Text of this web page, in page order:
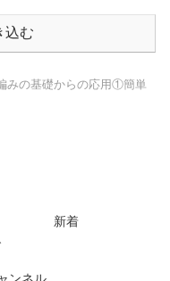
込む
みの基礎からの応用①簡単
新着